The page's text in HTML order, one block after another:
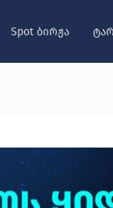
Spot ბირჟა